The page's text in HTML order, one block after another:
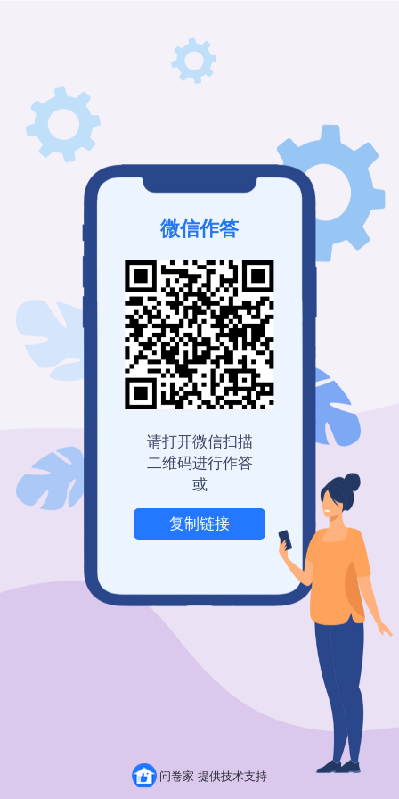
该接龙未发布
登录查看历史记录 我也要免费创建
粤ICP备19150304号
举报
微信作答
请打开微信扫描
二维码进行作答
或
复制链接
问卷家 提供技术支持